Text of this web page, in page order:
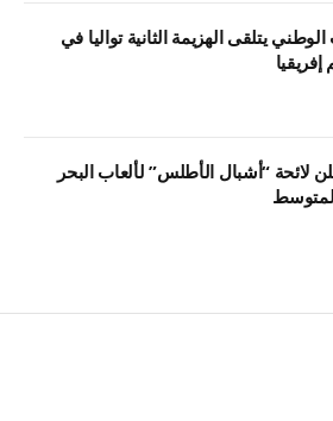
يتلقى الهزيمة الثانية تواليا في
لائحة “أشبال الأطلس” لألعاب البحر